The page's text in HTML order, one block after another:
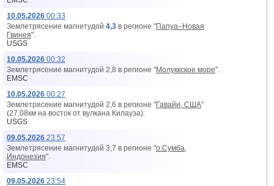
10.05.2026 00:33
Землетрясение магнитудой 4,3 в регионе "Папуа–Новая
Гвинея".
USGS
10.05.2026 00:32
Землетрясение магнитудой 2,8 в регионе "Молуккское море".
EMSC
10.05.2026 00:27
Землетрясение магнитудой 2,6 в регионе "Гавайи, США"
(27,08км на восток от вyлкана Килауэа).
USGS
09.05.2026 23:57
Землетрясение магнитудой 3,7 в регионе "о.Сумба,
Индонезия".
EMSC
09.05.2026 23:54